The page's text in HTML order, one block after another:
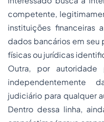
competente,
instituições financeiras
dados bancários em seu
físicas ou jurídicas
Outra, por autoridade
independentemente
judiciário para qualquer
Dentro dessa linha,